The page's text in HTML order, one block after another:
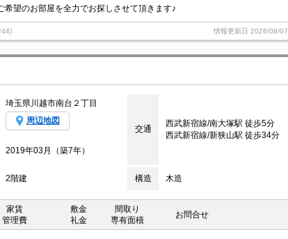
望のお部屋を全力でお探しさせて頂きます♪
情報更新日 2026/08/07
埼玉県川越市南台２丁目
周辺地図
交通
西武新宿線/南大塚駅 徒歩5分
西武新宿線/新狭山駅 徒歩34分
2019年03月（築7年）
2階建 構造 木造
家賃
管理費
敷金
礼金
間取り
専有面積
お問合せ